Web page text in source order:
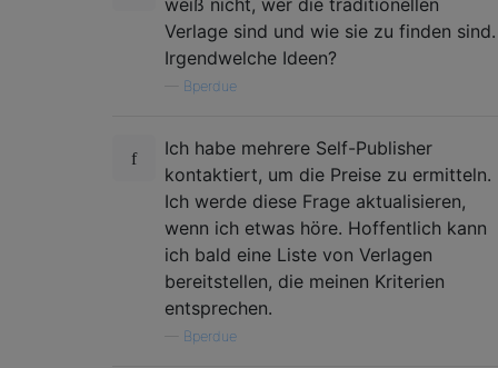
Verlage sind und wie sie zu finden sind.
Irgendwelche Ideen?
Bperdue
Ich habe mehrere Self-Publisher
kontaktiert, um die Preise zu ermitteln.
Ich werde diese Frage aktualisieren,
wenn ich etwas höre. Hoffentlich kann
ich bald eine Liste von Verlagen
bereitstellen, die meinen Kriterien
entsprechen.
Bperdue